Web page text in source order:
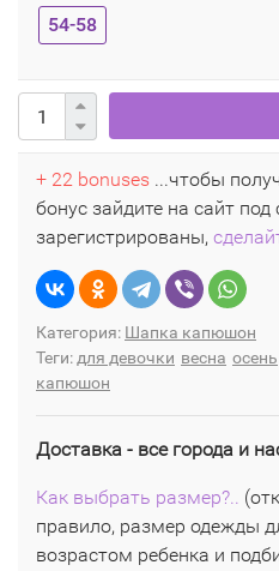
54-58
+ 22 bonuses ...чтобы
бонус зайдите на сайт под
зарегистрированы,
Категория: Шапка капюшон
Теги:для девочки весна осень
капюшон
Доставка - все города и
Как выбрать размер?..
правило, размер одежды
возрастом ребенка и